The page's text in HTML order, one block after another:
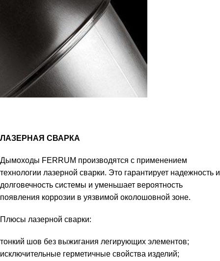
ЛАЗЕРНАЯ СВАРКА
Дымоходы FERRUM производятся с применением
технологии лазерной сварки. Это гарантирует надежность и
долговечность системы и уменьшает вероятность
появления коррозии в уязвимой околошовной зоне.
Плюсы лазерной сварки:
тонкий шов без выжигания легирующих элементов;
исключительные герметичные свойства изделий;